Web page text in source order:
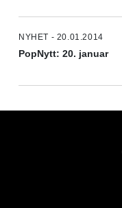
NYHET - 20.01.2014
PopNytt: 20. januar